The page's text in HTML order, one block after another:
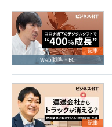
記事
Web戦略・EC
記事